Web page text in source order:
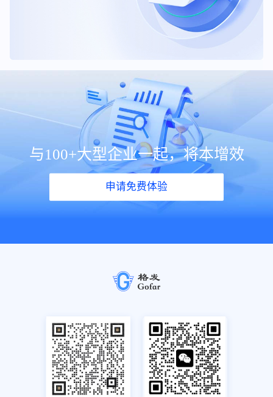
与100+大型企业一起，将本增效
申请免费体验